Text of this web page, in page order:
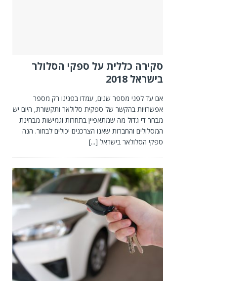
סקירה כללית על ספקי הסלולר
בישראל 2018
אם עד לפני מספר שנים, עמדו בפנינו רק מספר
אפשרויות בהקשר של ספקית סלולאר ותקשורת, היום יש
מבחר די גדול מה שמתאפיין בתחרות וגמישות מבחינת
המסלולים והחברות שאנו הצרכנים יכולים לבחור. הנה
ספקי הסלולאר בישראל [...]